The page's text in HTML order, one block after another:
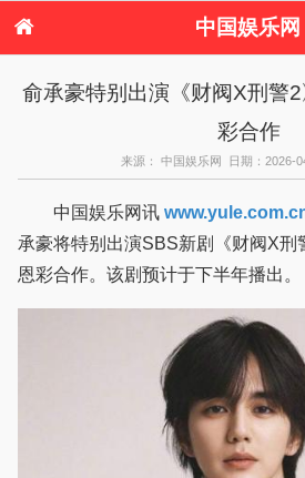
中国娱乐网
电视剧
演唱会 综
俞承豪特别出演《财阀X刑警
彩合作
来源： 中国娱乐网 日期：2026-
中国娱乐网讯
承豪将特别出演SBS新剧《财阀X刑
恩彩合作。该剧预计于下半年播出。